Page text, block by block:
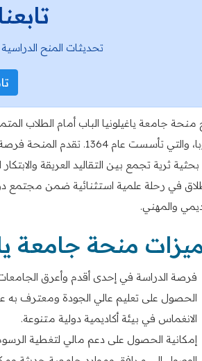
تحديثات المنح
منحة جامعة ياغيلونيا الباب أمام الطلاب
أوروبا، والتي تأسست
بحثية ثرية تجمع بين التقاليد العريقة
في رحلة علمية استثنائية ضمن مجتمع
والمهني.
منحة جامعة
فرصة الدراسة في إحدى أقدم وأعرق
الحصول على تعليم عالي الجودة ومعترف به
الانغماس في بيئة أكاديمية دولية متنوعة.
إمكانية الحصول على دعم مالي لتغطية